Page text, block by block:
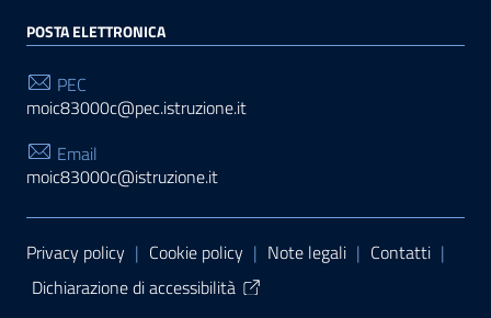
POSTA ELETTRONICA
PEC
moic83000c@pec.istruzione.it
Email
moic83000c@istruzione.it
Sezione Link Utili
Privacy policy | Cookie policy | Note legali | Contatti |
Dichiarazione di accessibilità